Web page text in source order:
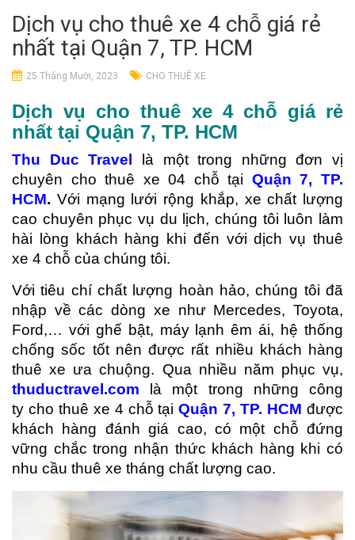
Dịch vụ cho thuê xe 4 chỗ giá rẻ
nhất tại Quận 7, TP. HCM
25 Tháng Mười, 2023 CHO THUÊ XE
Dịch vụ cho thuê xe 4 chỗ giá rẻ
nhất tại Quận 7, TP. HCM
Thu Duc Travel
là một trong những đơn vị
chuyên cho thuê xe 04 chỗ tại Quận 7, TP.
HCM. Với mạng lưới rộng khắp, xe chất lượng
cao chuyên phục vụ du lịch, chúng tôi luôn làm
hài lòng khách hàng khi đến với dịch vụ thuê
xe 4 chỗ của chúng tôi.
Với tiêu chí chất lượng hoàn hảo, chúng tôi đã
nhập về các dòng xe như Mercedes, Toyota,
Ford,… với ghế bật, máy lạnh êm ái, hệ thống
chống sốc tốt nên được rất nhiều khách hàng
thuê xe ưa chuộng. Qua nhiều năm phục vụ,
thuductravel.com là một trong những công
ty cho thuê xe 4 chỗ tạiQuận 7, TP. HCM được
khách hàng đánh giá cao, có một chỗ đứng
vững chắc trong nhận thức khách hàng khi có
nhu cầu thuê xe tháng chất lượng cao.